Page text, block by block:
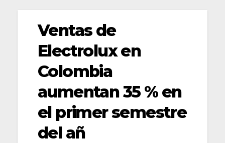
Ventas de
Electrolux en
Colombia
aumentan 35 % en
el primer semestre
del añ